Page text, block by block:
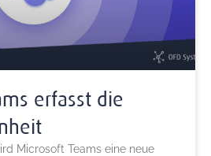
erfasst die
Microsoft Teams eine neue